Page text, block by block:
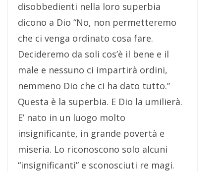
disobbedienti nella loro superbia
dicono a Dio “No, non permetteremo
che ci venga ordinato cosa fare.
Decideremo da soli cos’è il bene e il
male e nessuno ci impartirà ordini,
nemmeno Dio che ci ha dato tutto.”
Questa è la superbia. E Dio la umilierà.
E’ nato in un luogo molto
insignificante, in grande povertà e
miseria. Lo riconoscono solo alcuni
“insignificanti” e sconosciuti re magi.